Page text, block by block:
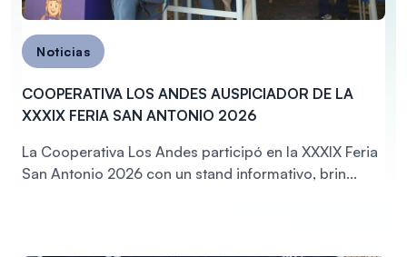
Noticias
COOPERATIVA LOS ANDES AUSPICIADOR DE LA
XXXIX FERIA SAN ANTONIO 2026
La Cooperativa Los Andes participó en la XXXIX Feria
San Antonio 2026 con un stand informativo, brin...